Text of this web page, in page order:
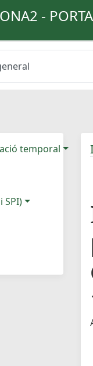
-
temporal
SPI)